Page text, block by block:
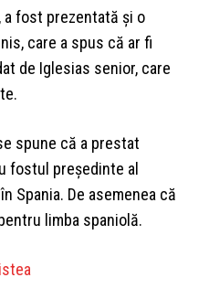
a fost prezentată și o
care a spus că ar fi
de Iglesias senior, care
spune că a prestat
fostul președinte al
Spania. De asemenea că
limba spaniolă.